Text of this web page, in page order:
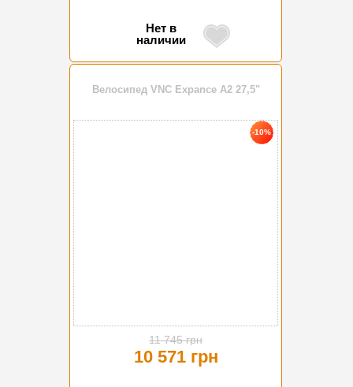
Нет в
наличии
Велосипед VNC Expance A2 27,5"
-10%
11 745 грн
10 571 грн